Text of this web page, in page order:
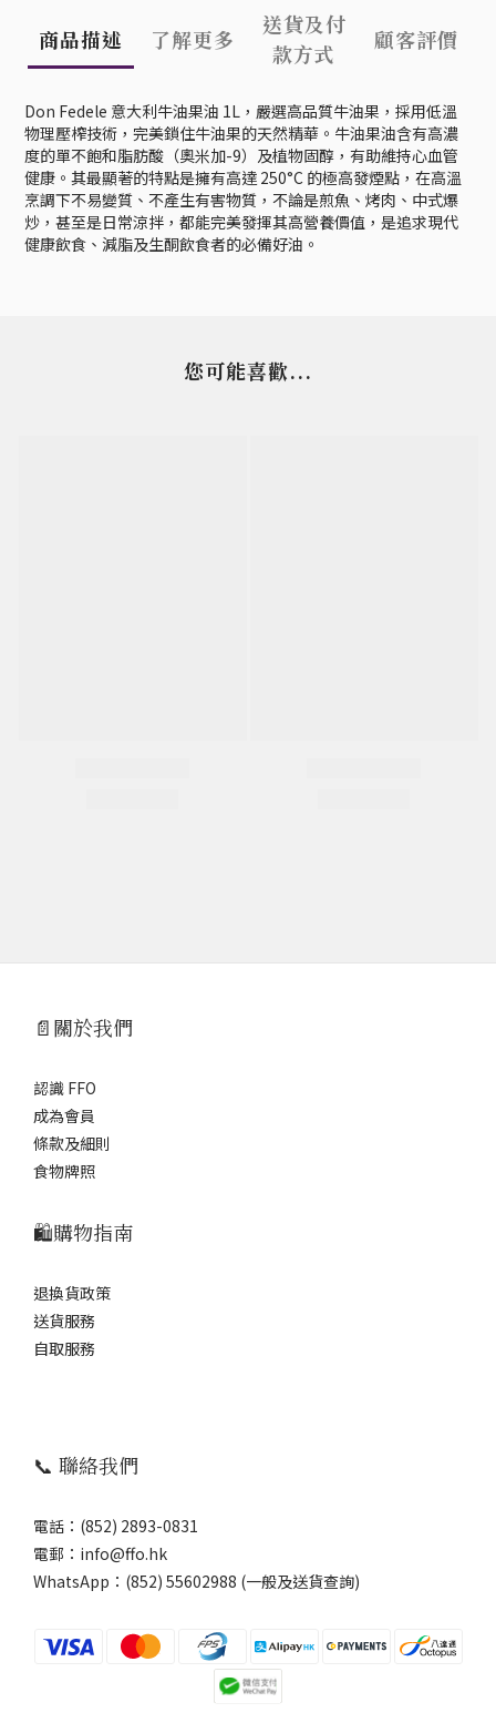
商品描述 了解更多
送貨及付
款方式
顧客評價
Don Fedele 意大利牛油果油 1L，嚴選高品質牛油果，採用低溫
物理壓榨技術，完美鎖住牛油果的天然精華。牛油果油含有高濃
度的單不飽和脂肪酸（奧米加-9）及植物固醇，有助維持心血管
健康。其最顯著的特點是擁有高達 250°C 的極高發煙點，在高溫
烹調下不易變質、不產生有害物質，不論是煎魚、烤肉、中式爆
炒，甚至是日常涼拌，都能完美發揮其高營養價值，是追求現代
健康飲食、減脂及生酮飲食者的必備好油。
您可能喜歡...
📄關於我們
認識 FFO
成為會員
條款及細則
食物牌照
🛍️購物指南
退換貨政策
送貨服務
自取服務
📞 聯絡我們
電話：(852) 2893-0831
電郵：info@ffo.hk
WhatsApp： (852) 55602988 (一般及送貨查詢)